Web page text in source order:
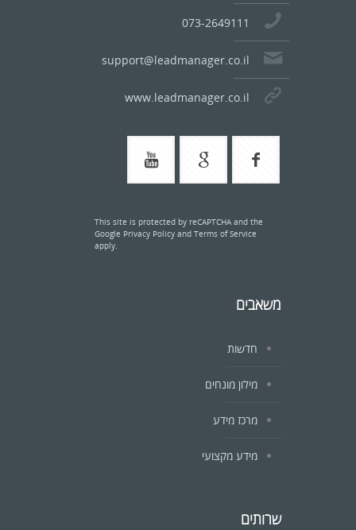
073-2649111
support@leadmanager.co.il
www.leadmanager.co.il
This site is protected by reCAPTCHA and the
Google Privacy Policy and Terms of Service
apply.
משאבים
חדשות
מילון מונחים
מרכז מידע
מידע מקצועי
שרותים